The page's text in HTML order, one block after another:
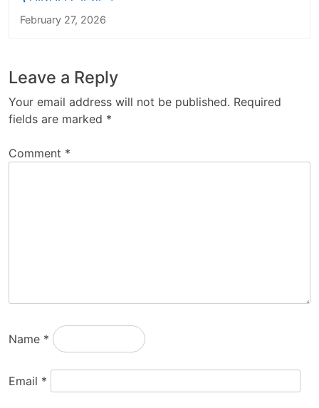
February 27, 2026
Leave a Reply
Your email address will not be published. Required
fields are marked *
Comment *
Name *
Email *